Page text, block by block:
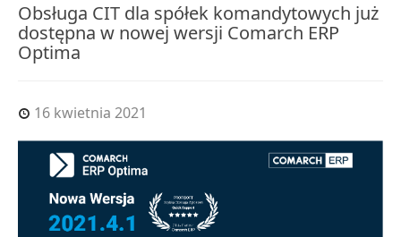
Pobierz Demo
Pomoc Zdalna Comarch
Startup Inkubator
Kariera
Współpraca
Kontakt
Obsługa CIT dla spółek komandytowych już
dostępna w nowej wersji Comarch ERP
Optima
16 kwietnia 2021